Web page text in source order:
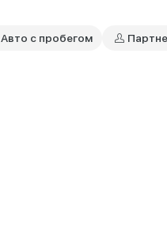
Авто с пробегом